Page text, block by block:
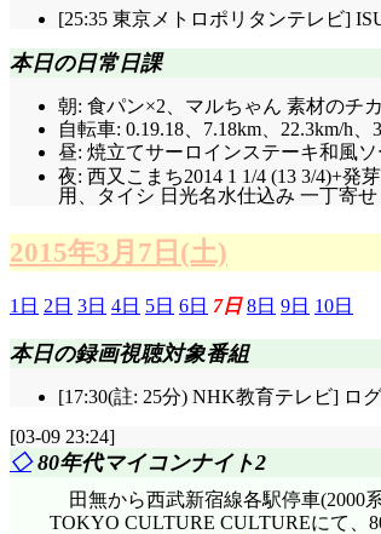
[25:35 東京メトロポリタンテレビ]
本日の日常日課
朝: 食パン×2、マルちゃん 素材のチ
自転車: 0.19.18、7.18km、22.3km/h、
昼: 焼立てサーロインステーキ和風
夜: 西又こまち2014 1 1/4 (13 3/4)+
用、タイシ 日光名水仕込み 一丁寄
2015年3月7日(土)
1日 2日 3日 4日 5日 6日 7日 8日 9日 10日
本日の録画視聴対象番組
[17:30(註: 25分) NHK教育テレビ] ロ
[03-09 23:24]
◇80年代マイコンナイト2
田無から西武新宿線各駅停車(2000
TOKYO CULTURE CULTUREにて、